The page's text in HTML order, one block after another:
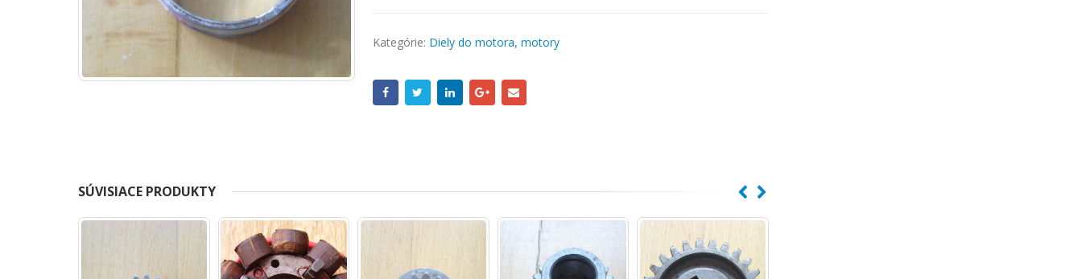
Kategórie: Diely do motora, motory
SÚVISIACE PRODUKTY